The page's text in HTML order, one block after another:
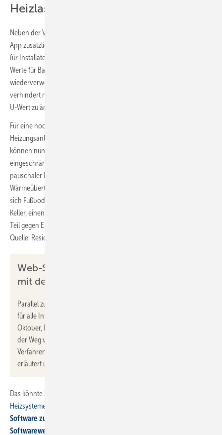
Heizlast-App
Neben der Vorlauftemperatur-Optimierung bietet die Resideo Heizlast-
App zusätzliche Ergänzungen, die die praxisgerechte Unterstützung
für Installateure weiter verbessern: So werden einmal eingegebene U-
Werte für Bauteile automatisch innerhalb des Projektes
wiederverwendet. Dies erspart die wiederholte Dateneingabe und
verhindert mögliche Fehler dabei. Sollte es dennoch nötig sein, den
U-Wert zu ändern, ist dies jederzeit flexibel möglich.
Für eine noch genauere Planung und Auslegung von
Heizungsanlagen, insbesondere in komplexen Gebäudestrukturen,
können nun zudem auch Bauteile berücksichtigt werden, die an
eingeschränkt beheizte Räume angrenzen. Hierbei wird ein
pauschaler Delta-Wert von 5 Kelvin verwendet, um die
Wärmeübertragung zuverlässig zu ermitteln. Darüber hinaus lassen
sich Fußbodenflächen anteilig rechnen, z.B. an einen unbeheizten
Keller, einen auskragenden Teil gegen Außenluft und einen weiteren
Teil gegen Erdreich. ■
Quelle: Resideo / ml
Web-Seminare: Hydraulischer Abgleich
mit der Resideo Heizlast-App
Parallel zu den Neuerungen in der Heizlast-App bietet Resideo
für alle Interessierten auch neue
Oktober, November und Dezember an. In den Schulungen wird
der Weg von der Berechnung des Abgleichs nach dem
Verfahren B bis zur Umsetzung am Thermostatventil praxisnah
erläutert und aufgezeigt.
Das könnte Sie interessieren:
Heizsysteme: Apps und Software für die Druckhaltung
Software zur Projektierung von Wärmepumpenanlagen
Softwarewechsel im Betrieb: So gelingt er reibungslos